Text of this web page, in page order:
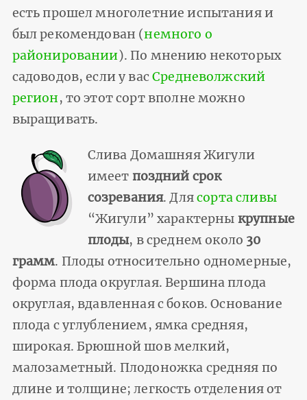
есть прошел многолетние испытания и
был рекомендован (немного о
районировании). По мнению некоторых
садоводов, если у васСредневолжский
регион, то этот сорт вполне можно
выращивать.
Слива Домашняя Жигули
имеет поздний срок
созревания. Длясорта сливы
“Жигули” характерны крупные
плоды, в среднем около 30
грамм. Плоды относительно одномерные,
форма плода округлая. Вершина плода
округлая, вдавленная с боков. Основание
плода с углублением, ямка средняя,
широкая. Брюшной шов мелкий,
малозаметный. Плодоножка средняя по
длине и толщине; легкость отделения от